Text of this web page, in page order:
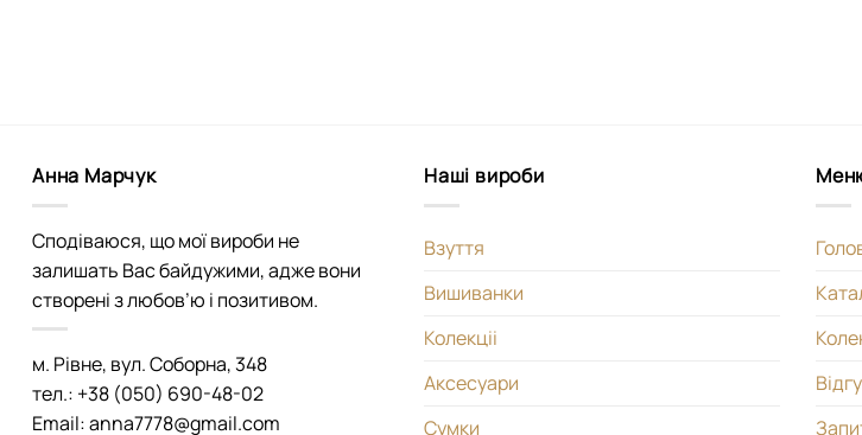
Анна Марчук
Сподіваюся, що мої вироби не
залишать Вас байдужими, адже вони
створені з любов’ю і позитивом.
м. Рівне, вул. Соборна, 348
тел.: +38 (050) 690-48-02
Email: anna7778@gmail.com
Наші вироби
Взуття
Вишиванки
Колекціі
Аксесуари
Сумки